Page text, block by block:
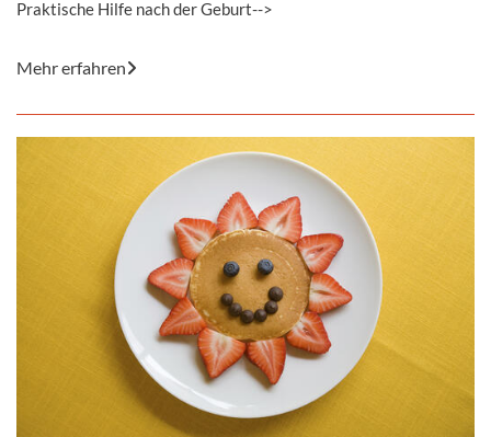
Praktische Hilfe nach der Geburt-->
Mehr erfahren